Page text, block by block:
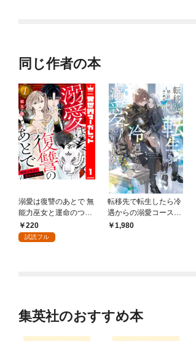
同じ作者の本
溺愛は復讐のあとで 無
能力巫女と運命のつが
い 1220
試読フル
転移先で転生したら冷
遇からの溺愛コースに
入りました
1,980
集英社のおすすめ本